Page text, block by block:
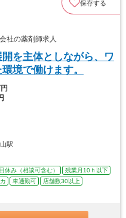
保存する
社の薬剤師求人
開を主体としながら、ワ
境で働けます。
駅
休み（相談可含む）
残業月10ｈ以下
車通勤可
店舗数30以上